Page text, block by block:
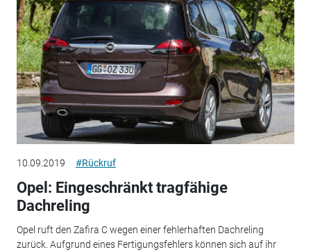
10.09.2019 #Rückruf
Opel: Eingeschränkt tragfähige
Dachreling
Opel ruft den Zafira C wegen einer fehlerhaften Dachreling
zurück. Aufgrund eines Fertigungsfehlers können sich auf ihr